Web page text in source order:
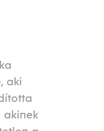
aki
akinek